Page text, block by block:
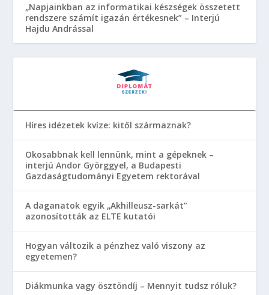
„Napjainkban az informatikai készségek összetett
rendszere számít igazán értékesnek” – Interjú
Hajdu Andrással
Híres idézetek kvíze: kitől származnak?
Okosabbnak kell lennünk, mint a gépeknek –
interjú Andor Györggyel, a Budapesti
Gazdaságtudományi Egyetem rektorával
A daganatok egyik „Akhilleusz-sarkát”
azonosították az ELTE kutatói
Hogyan változik a pénzhez való viszony az
egyetemen?
Diákmunka vagy ösztöndíj – Mennyit tudsz róluk?